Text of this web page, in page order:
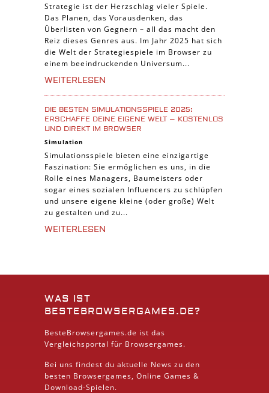
Strategie ist der Herzschlag vieler Spiele.
Das Planen, das Vorausdenken, das
Überlisten von Gegnern – all das macht den
Reiz dieses Genres aus. Im Jahr 2025 hat sich
die Welt der Strategiespiele im Browser zu
einem beeindruckenden Universum...
WEITERLESEN
DIE BESTEN SIMULATIONSSPIELE 2025:
ERSCHAFFE DEINE EIGENE WELT – KOSTENLOS
UND DIREKT IM BROWSER
Simulation
Simulationsspiele bieten eine einzigartige
Faszination: Sie ermöglichen es uns, in die
Rolle eines Managers, Baumeisters oder
sogar eines sozialen Influencers zu schlüpfen
und unsere eigene kleine (oder große) Welt
zu gestalten und zu...
WEITERLESEN
WAS IST
BESTEBROWSERGAMES.DE?
BesteBrowsergames.de ist das
Vergleichsportal für Browsergames.
Bei uns findest du aktuelle News zu den
besten Browsergames, Online Games &
Download-Spielen.